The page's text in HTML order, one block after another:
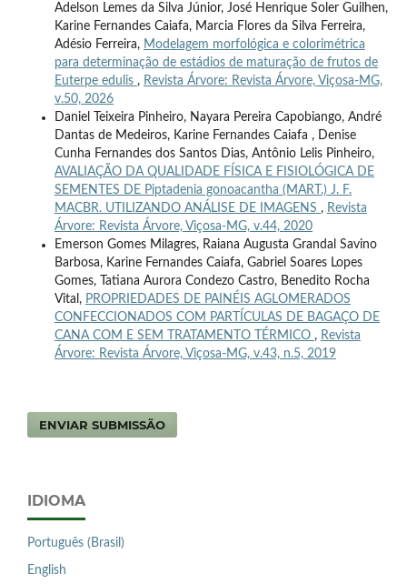
Adelson Lemes da Silva Júnior, José Henrique Soler Guilhen,
Karine Fernandes Caiafa, Marcia Flores da Silva Ferreira,
Adésio Ferreira, Modelagem morfológica e colorimétrica
para determinação de estádios de maturação de frutos de
Euterpe edulis , Revista Árvore: Revista Árvore, Viçosa-MG,
v.50, 2026
Daniel Teixeira Pinheiro, Nayara Pereira Capobiango, André
Dantas de Medeiros, Karine Fernandes Caiafa , Denise
Cunha Fernandes dos Santos Dias, Antônio Lelis Pinheiro,
AVALIAÇÃO DA QUALIDADE FÍSICA E FISIOLÓGICA DE
SEMENTES DE Piptadenia gonoacantha (MART.) J. F.
MACBR. UTILIZANDO ANÁLISE DE IMAGENS , Revista
Árvore: Revista Árvore, Viçosa-MG, v.44, 2020
Emerson Gomes Milagres, Raiana Augusta Grandal Savino
Barbosa, Karine Fernandes Caiafa, Gabriel Soares Lopes
Gomes, Tatiana Aurora Condezo Castro, Benedito Rocha
Vital, PROPRIEDADES DE PAINÉIS AGLOMERADOS
CONFECCIONADOS COM PARTÍCULAS DE BAGAÇO DE
CANA COM E SEM TRATAMENTO TÉRMICO , Revista
Árvore: Revista Árvore, Viçosa-MG, v.43, n.5, 2019
ENVIAR SUBMISSÃO
IDIOMA
Português (Brasil)
English